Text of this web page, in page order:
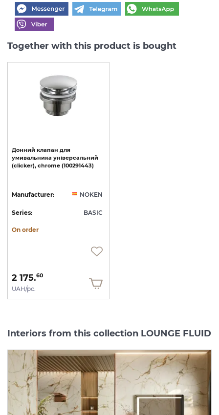
Together with this product is bought
Донний клапан для
умивальника універсальний
(clicker), chrome (100291443)
Manufacturer: NOKEN
Series: BASIC
On order
2 175.60
UAH/pc.
Interiors from this collection LOUNGE FLUID